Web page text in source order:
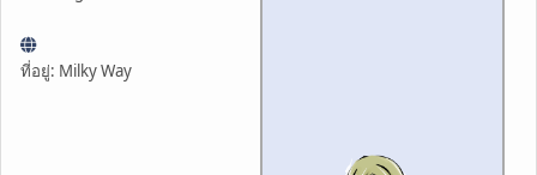
ที่อยู่: Milky Way